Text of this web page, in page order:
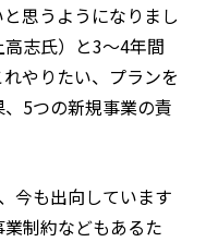
思うようになりまし
志氏）と3～4年間
やりたい、プランを
5つの新規事業の責
今も出向しています
制約などもあるた